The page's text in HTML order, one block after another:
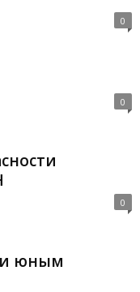
0
0
0
и юным